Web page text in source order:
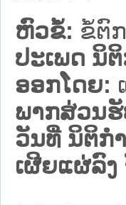
ຫົວຂໍ້: ຂໍ້ຕົ
ປະເພດ ນິ
ອອກໂດຍ:
ພາກສ່ວນ
ວັນທີ່ ນິຕິກໍ
ເຜີຍແຜ່ລົ